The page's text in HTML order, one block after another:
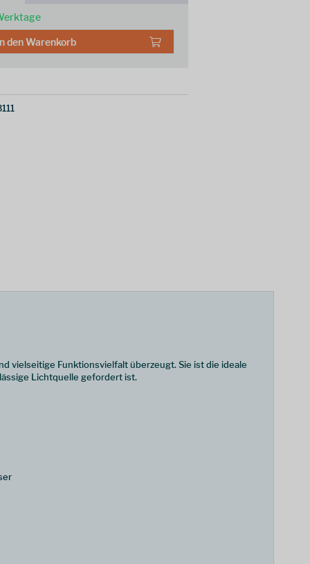
denWarenkorb
vielseitige Funktionsvielfalt überzeugt. Sie ist die ideale
Lichtquelle gefordert ist.